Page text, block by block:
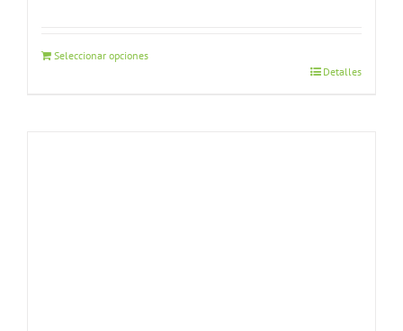
Seleccionar opciones
Detalles